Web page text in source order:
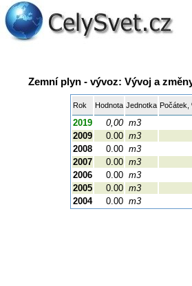
Zemní plyn - vývoz: Vývoj a
Rok Hodnota Jednotka Počátek,
2019 0,00 m3
2009
0.00 m3
2008
0.00 m3
2007
0.00 m3
2006
0.00 m3
2005
0.00 m3
2004
0.00 m3